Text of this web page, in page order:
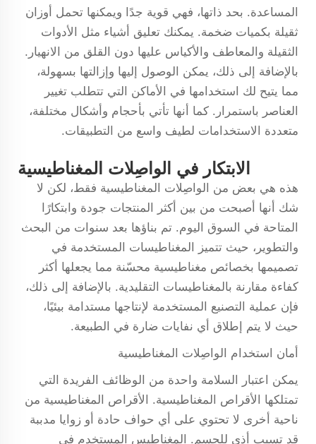
المساعدة. بحد ذاتها، فهي قوية جدًا ويمكنها تحمل أوزان
ثقيلة بكميات ضخمة. يمكنك تعليق أشياء مثل الأدوات
الثقيلة والمعاطف والأكياس عليها دون القلق من الانهيار.
بالإضافة إلى ذلك، يمكن الوصول إليها وإزالتها بسهولة،
مما يتيح لك استخدامها في الأماكن التي تتطلب تغيير
العناصر باستمرار. كما أنها تأتي بأحجام وأشكال مختلفة،
متعددة الاستخدامات لطيف واسع من التطبيقات.
الابتكار في الواصِلات المغناطيسية
هذه هي بعض من الواصِلات المغناطيسية فقط، لكن لا
شك أنها أصبحت من بين أكثر المنتجات جودة وابتكارًا
المتاحة في السوق اليوم. تم بناؤها بعد سنوات من البحث
والتطوير، حيث تتميز المغناطيسات المستخدمة في
تصميمها بخصائص مغناطيسية محسّنة مما يجعلها أكثر
كفاءة مقارنة بالمغناطيسات التقليدية. بالإضافة إلى ذلك،
فإن عملية التصنيع المستخدمة لإنتاجها مستدامة بيئيًا،
حيث لا يتم إطلاق أي نفايات ضارة في الطبيعة.
أمان استخدام الواصِلات المغناطيسية
يمكن اعتبار السلامة واحدة من الوظائف الفريدة التي
تمتلكها الأقراص المغناطيسية. الأقراص المغناطيسية من
ناحية أخرى لا تحتوي على أي حواف حادة أو زوايا مدببة
قد تسبب أذى للجسم. المغناطيس المستخدم في